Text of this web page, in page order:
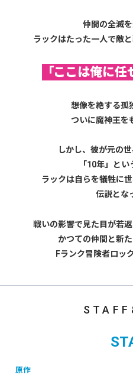
仲間の全滅
ラックはたった一人で敵
「ここは俺に
想像を絶する
ついに魔神王を
しかし、彼が元の
「10年」とい
ラックは自らを犠牲に
伝説とな
戦いの影響で見た目が若
かつての仲間と新
Fランク冒険者ロッ
原作